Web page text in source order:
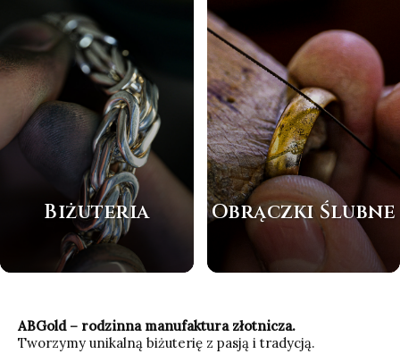
Biżuteria Obrączki Ślubne
ABGold – rodzinna manufaktura złotnicza.
Tworzymy unikalną biżuterię z pasją i tradycją.